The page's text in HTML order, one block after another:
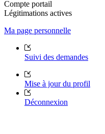
Compte portail
Légitimations actives
Ma page personnelle
Suivi des demandes
Mise à jour du profil
Déconnexion